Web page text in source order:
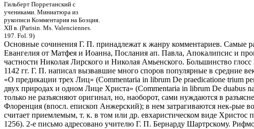
Гильберт Порретанский с
учениками. Миниатюра из
рукописи Комментария на Боэция.
XII в. (Parisin. Ms. Valenciennes.
197. Fol. 9)
Основные сочинения Г. П. принадлежат к жанру комментариев. Самые
Евангелия от Матфея и Иоанна, Послания ап. Павла, Апокалипсис и
частности Николая Лирского и Николая Амьенского. Большинство
1142 гг. Г. П. написал вызвавшие много споров популярные в средние
«О предикации трех Лиц» (Commentaria in librum De praedicatione trium
двух природах и одном Лице Христа» (Commentaria in librum De duabus
только не разъясняют оригинал, но, наоборот, сами нуждаются в
Флоренция (впосл. епископ Анжерский); в нем затрагиваются нек-рые
считает приемлемым, т. к. в том или др. евхаристическом виде
1256). 2-е письмо адресовано учителю Г. П. Бернарду Шартрскому.